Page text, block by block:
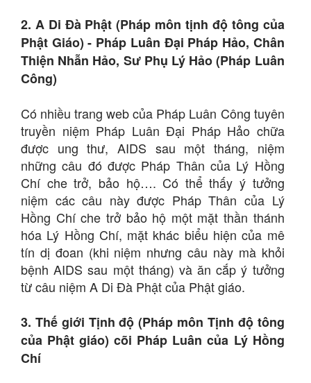
2. A Di Đà Phật (Pháp môn tịnh độ tông của
Phật Giáo) - Pháp Luân Đại Pháp Hảo, Chân
Thiện Nhẫn Hảo, Sư Phụ Lý Hảo (Pháp Luân
Công)
Có nhiều trang web của Pháp Luân Công tuyên
truyền niệm Pháp Luân Đại Pháp Hảo chữa
được ung thư, AIDS sau một tháng, niệm
những câu đó được Pháp Thân của Lý Hồng
Chí che trở, bảo hộ…. Có thể thấy ý tưởng
niệm các câu này được Pháp Thân của Lý
Hồng Chí che trở bảo hộ một mặt thần thánh
hóa Lý Hồng Chí, mặt khác biểu hiện của mê
tín dị đoan (khi niệm nhưng câu này mà khỏi
bệnh AIDS sau một tháng) và ăn cắp ý tưởng
từ câu niệm A Di Đà Phật của Phật giáo.
3. Thế giới Tịnh độ (Pháp môn Tịnh độ tông
của Phật giáo) cõi Pháp Luân của Lý Hồng
Chí